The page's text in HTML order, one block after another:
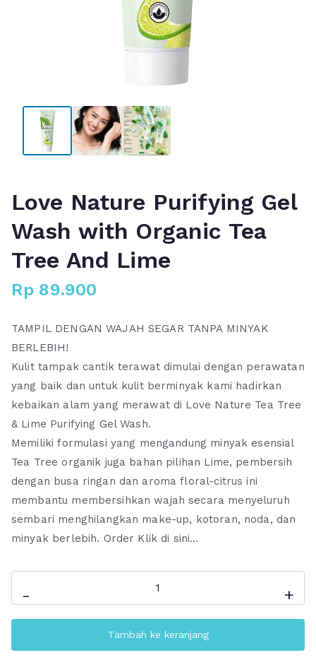
Love Nature Purifying Gel
Wash with Organic Tea
Tree And Lime
Rp 89.900
TAMPIL DENGAN WAJAH SEGAR TANPA MINYAK
BERLEBIH!
Kulit tampak cantik terawat dimulai dengan perawatan
yang baik dan untuk kulit berminyak kami hadirkan
kebaikan alam yang merawat di Love Nature Tea Tree
& Lime Purifying Gel Wash.
Memiliki formulasi yang mengandung minyak esensial
Tea Tree organik juga bahan pilihan Lime, pembersih
dengan busa ringan dan aroma floral-citrus ini
membantu membersihkan wajah secara menyeluruh
sembari menghilangkan make-up, kotoran, noda, dan
minyak berlebih. Order Klik di sini…
-
Love
Nature
+
Tambah ke keranjang